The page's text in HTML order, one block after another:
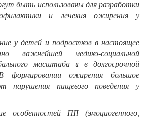
быть использованы для разработки
и лечения ожирения у
у детей и подростков в настоящее
важнейшей медико-социальной
масштаба и в долгосрочной
формировании ожирения большое
нарушения пищевого поведения у
особенностей ПП (эмоциогенного,